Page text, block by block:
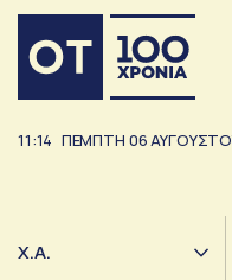
11:14 ΠΕΜΠΤΗ 06
Χ.Α.